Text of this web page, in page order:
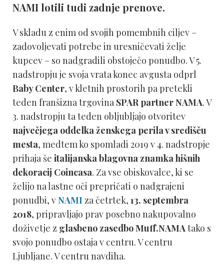
NAMI lotili tudi zadnje prenove.
V skladu z enim od svojih pomembnih ciljev –
zadovoljevati potrebe in uresničevati želje
kupcev – so nadgradili obstoječo ponudbo. V 5.
nadstropju je svoja vrata konec avgusta odprl
Baby Center, v kletnih prostorih pa pretekli
teden franšizna trgovina SPAR partner NAMA. V
3. nadstropju ta teden obljubljajo otvoritev
največjega oddelka ženskega perila v središču
mesta, medtem ko spomladi 2019 v 4. nadstropje
prihaja še italijanska blagovna znamka hišnih
dekoracij Coincasa. Za vse obiskovalce, ki se
želijo na lastne oči prepričati o nadgrajeni
ponudbi, vNAMI za četrtek, 13. septembra
2018, pripravljajo prav posebno nakupovalno
doživetje z glasbeno zasedbo Muff.NAMAtako s
svojo ponudbo ostaja v centru. V centru
Ljubljane. V centru navdiha.